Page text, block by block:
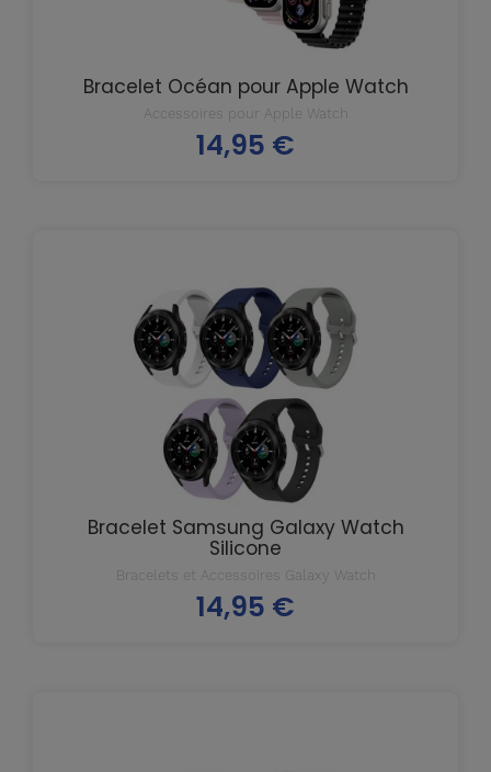
Bracelet Océan pour Apple Watch
Accessoires pour Apple Watch
Prix
14,95 €
Bracelet Samsung Galaxy Watch
Silicone
Bracelets et Accessoires Galaxy Watch
Prix
14,95 €